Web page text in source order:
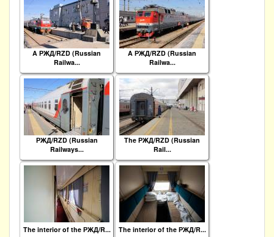
A РЖД/RZD (Russian
Railwa...
A РЖД/RZD (Russian
Railwa...
РЖД/RZD (Russian
Railways...
The РЖД/RZD (Russian
Rail...
The interior of the РЖД/R... The interior of the РЖД/R...